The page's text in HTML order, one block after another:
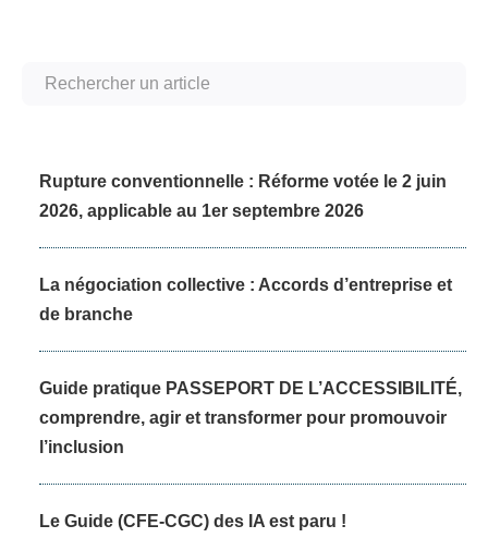
Rupture conventionnelle : Réforme votée le 2 juin
2026, applicable au 1er septembre 2026
La négociation collective : Accords d’entreprise et
de branche
Guide pratique PASSEPORT DE L’ACCESSIBILITÉ,
comprendre, agir et transformer pour promouvoir
l’inclusion
Le Guide (CFE-CGC) des IA est paru !